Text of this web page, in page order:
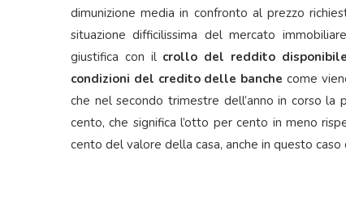
dimunizione media in confronto al prezzo
situazione difficilissima del mercato
giustifica con il crollo del reddito
condizioni del credito delle banche come
che nel secondo trimestre dell’anno in corso
cento, che significa l’otto per cento in meno
cento del valore della casa, anche in questo